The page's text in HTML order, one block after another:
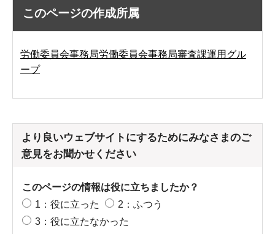
このページの作成所属
労働委員会事務局労働委員会事務局審査課運用グル
ープ
より良いウェブサイトにするためにみなさまのご
意見をお聞かせください
このページの情報は役に立ちましたか？
1：役に立った
2：ふつう
3：役に立たなかった